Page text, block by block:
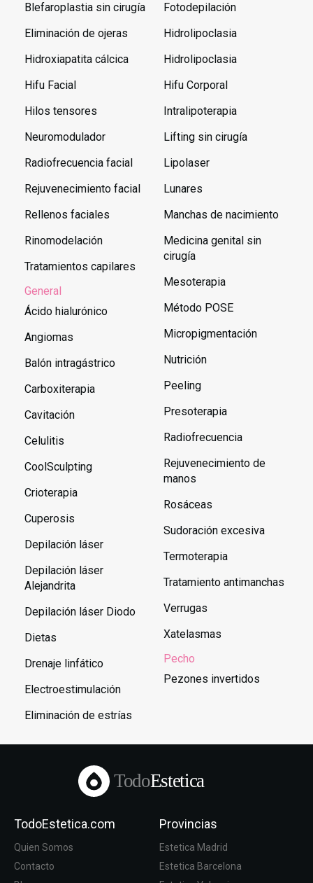
Blefaroplastia sin cirugía
Eliminación de ojeras
Hidroxiapatita cálcica
Hifu Facial
Hilos tensores
Neuromodulador
Radiofrecuencia facial
Rejuvenecimiento facial
Rellenos faciales
Rinomodelación
Tratamientos capilares
General
Ácido hialurónico
Angiomas
Balón intragástrico
Carboxiterapia
Cavitación
Celulitis
CoolSculpting
Crioterapia
Cuperosis
Depilación láser
Depilación láser
Alejandrita
Depilación láser Diodo
Dietas
Drenaje linfático
Electroestimulación
Eliminación de estrías
Fotodepilación
Hidrolipoclasia
Hidrolipoclasia
Hifu Corporal
Intralipoterapia
Lifting sin cirugía
Lipolaser
Lunares
Manchas de nacimiento
Medicina genital sin
cirugía
Mesoterapia
Método POSE
Micropigmentación
Nutrición
Peeling
Presoterapia
Radiofrecuencia
Rejuvenecimiento de
manos
Rosáceas
Sudoración excesiva
Termoterapia
Tratamiento antimanchas
Verrugas
Xatelasmas
Pecho
Pezones invertidos
TodoEstetica
TodoEstetica.com
Quien Somos
Contacto
Provincias
Estetica Madrid
Estetica Barcelona